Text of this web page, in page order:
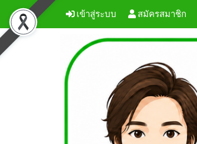
เข้าสู่ระบบ สมัครสมาชิก